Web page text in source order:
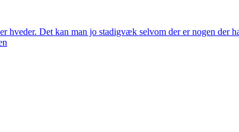
hveder. Det kan man jo stadigvæk selvom der er nogen der